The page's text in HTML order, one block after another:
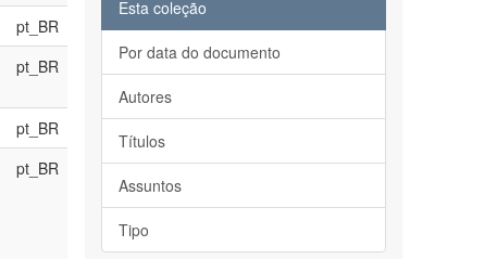
pt_BR
pt_BR
pt_BR
pt_BR
Esta coleção
Por data do documento
Autores
Títulos
Assuntos
Tipo